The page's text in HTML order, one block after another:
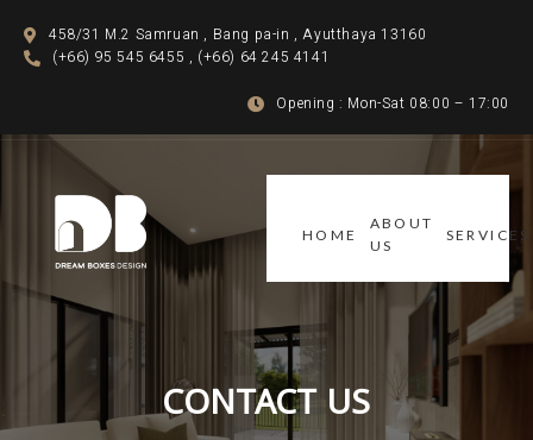
458/31 M.2 Samruan , Bang pa-in , Ayutthaya 13160
(+66) 95 545 6455 , (+66) 64 245 4141
Opening : Mon-Sat 08:00 – 17:00
HOME
ABOUT
US
SERVICES
CONTACT US